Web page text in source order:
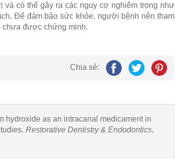
có thể gây ra các nguy cơ nghiêm trọng như
Để đảm bảo sức khỏe, người bệnh nên tham
chưa được chứng minh.
Chia sẻ:
hydroxide as an intracanal medicament in
Restorative Dentistry & Endodontics,